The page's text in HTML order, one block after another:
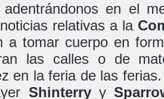
adentrándonos en el
relativas a la
a tomar cuerpo en
las calles o de
en la feria de las
Shinterryy